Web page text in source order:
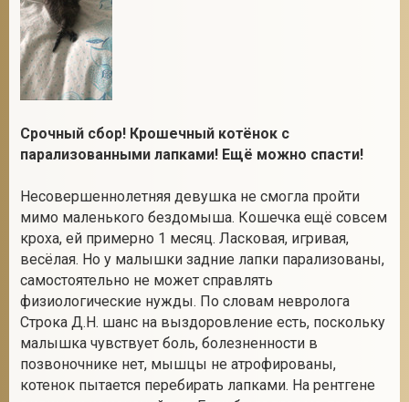
Срочный сбор! Крошечный котёнок с
парализованными лапками! Ещё можно спасти!
Несовершеннолетняя девушка не смогла пройти
мимо маленького бездомыша. Кошечка ещё совсем
кроха, ей примерно 1 месяц. Ласковая, игривая,
весёлая. Но у малышки задние лапки парализованы,
самостоятельно не может справлять
физиологические нужды. По словам невролога
Строка Д.Н. шанс на выздоровление есть, поскольку
малышка чувствует боль, болезненности в
позвоночнике нет, мышцы не атрофированы,
котенок пытается перебирать лапками. На рентгене